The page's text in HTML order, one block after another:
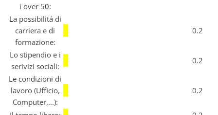
i over 50:
La possibilitá di
carriera e di
formazione:
0.2
Lo stipendio e i
serivizi sociali:
0.2
Le condizioni di
lavoro (Ufficio,
Computer,...):
0.2